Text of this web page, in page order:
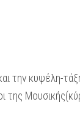
την κυψέλη-